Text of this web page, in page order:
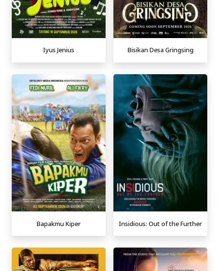
Iyus Jenius Bisikan Desa Gringsing
Bapakmu Kiper Insidious: Out of the Further